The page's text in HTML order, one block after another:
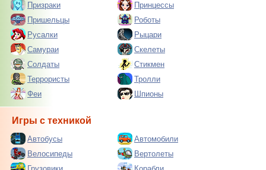
Призраки
Принцессы
Пришельцы
Роботы
Русалки
Рыцари
Самураи
Скелеты
Солдаты
Стикмен
Террористы
Тролли
Феи
Шпионы
Игры с техникой
Автобусы
Автомобили
Велосипеды
Вертолеты